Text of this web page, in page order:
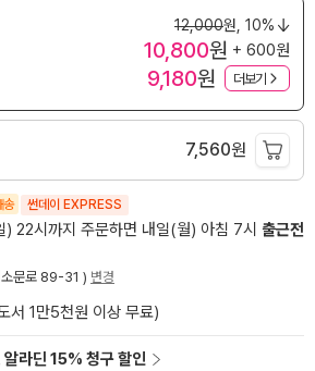
12,000원, 10%
10,800원 + 600원
9,180원 더보기
7,560원
송 썬데이 EXPRESS
) 22시까지 주문하면 내일(월) 아침 7시 출근전
소문로 89-31 ) 변경
서 1만5천원 이상 무료)
알라딘 15% 청구 할인